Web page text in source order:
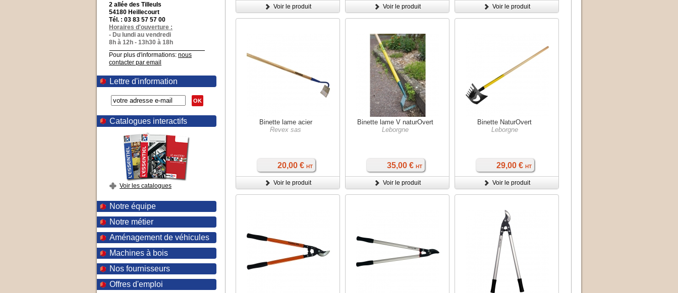
2 allée des Tilleuls
54180 Heillecourt
Tél. : 03 83 57 57 00
Horaires d'ouverture :
- Du lundi au vendredi
8h à 12h - 13h30 à 18h
Pour plus d'informations: nous
contacter par email
Lettre d'information
OK
Catalogues interactifs
Voir les catalogues
Notre équipe
Notre métier
Aménagement de véhicules
Machines à bois
Nos fournisseurs
Offres d'emploi
Voir le produit Voir le produit Voir le produit
Binette lame acier
Revex sas
20,00 € HT
Voir le produit
Binette lame V naturOvert
Leborgne
35,00 € HT
Voir le produit
Binette NaturOvert
Leborgne
29,00 € HT
Voir le produit